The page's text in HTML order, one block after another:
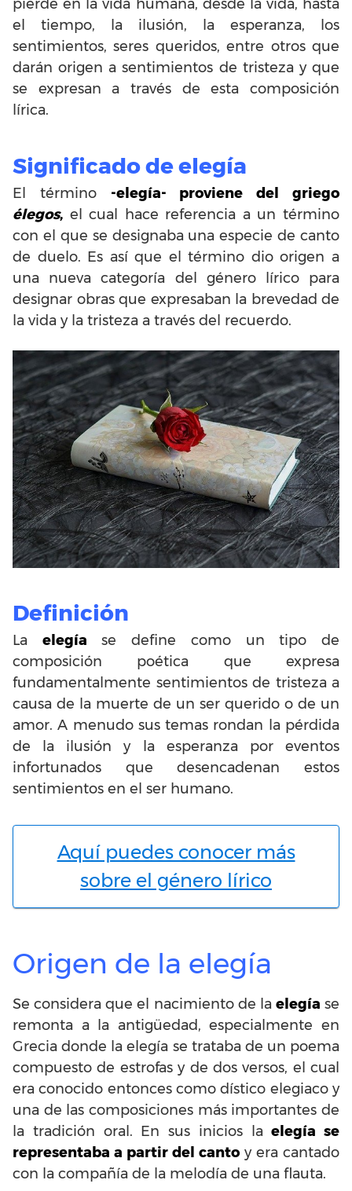
pierde en la vida humana, desde la vida, hasta
el tiempo, la ilusión, la esperanza, los
sentimientos, seres queridos, entre otros que
darán origen a sentimientos de tristeza y que
se expresan a través de esta composición
lírica.
Significado de elegía
El término -elegía- proviene del griego
élegos, el cual hace referencia a un término
con el que se designaba una especie de canto
de duelo. Es así que el término dio origen a
una nueva categoría del género lírico para
designar obras que expresaban la brevedad de
la vida y la tristeza a través del recuerdo.
Definición
La elegía se define como un tipo de
composición poética que expresa
fundamentalmente sentimientos de tristeza a
causa de la muerte de un ser querido o de un
amor. A menudo sus temas rondan la pérdida
de la ilusión y la esperanza por eventos
infortunados que desencadenan estos
sentimientos en el ser humano.
Aquí puedes conocer más
sobre el género lírico
Origen de la elegía
Se considera que el nacimiento de la elegía se
remonta a la antigüedad, especialmente en
Grecia donde la elegía se trataba de un poema
compuesto de estrofas y de dos versos, el cual
era conocido entonces como dístico elegiaco y
una de las composiciones más importantes de
la tradición oral. En sus inicios laelegía se
representaba a partir del canto y era cantado
con la compañía de la melodía de una flauta.